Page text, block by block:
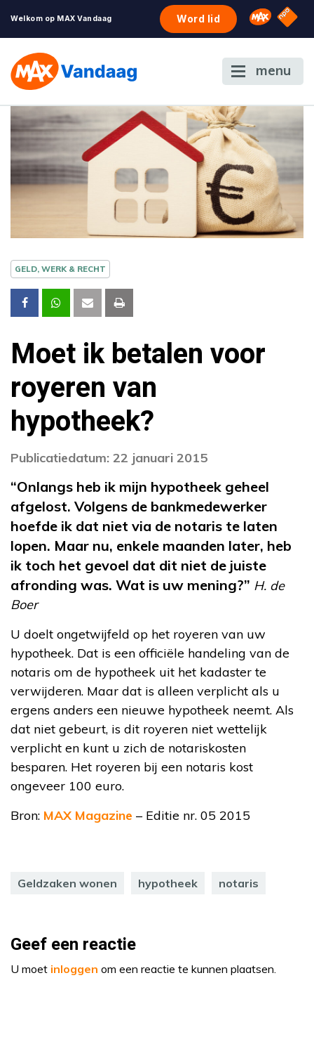
Welkom op MAX Vandaag Word lid Omroep
NPO
menu
GELD, WERK & RECHT
Moet ik betalen voor
royeren van
hypotheek?
Publicatiedatum: 22 januari 2015
“Onlangs heb ik mijn hypotheek geheel
afgelost. Volgens de bankmedewerker
hoefde ik dat niet via de notaris te laten
lopen. Maar nu, enkele maanden later, heb
ik toch het gevoel dat dit niet de juiste
afronding was. Wat is uw mening?” H. de
Boer
U doelt ongetwijfeld op het royeren van uw
hypotheek. Dat is een officiële handeling van de
notaris om de hypotheek uit het kadaster te
verwijderen. Maar dat is alleen verplicht als u
ergens anders een nieuwe hypotheek neemt. Als
dat niet gebeurt, is dit royeren niet wettelijk
verplicht en kunt u zich de notariskosten
besparen. Het royeren bij een notaris kost
ongeveer 100 euro.
Bron: MAX Magazine – Editie nr. 05 2015
Geldzaken wonen hypotheek notaris
Geef een reactie
U moet inloggen om een reactie te kunnen plaatsen.